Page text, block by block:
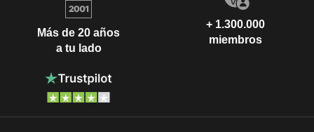
Más de 20 años
a tu lado
+ 1.300.000
miembros